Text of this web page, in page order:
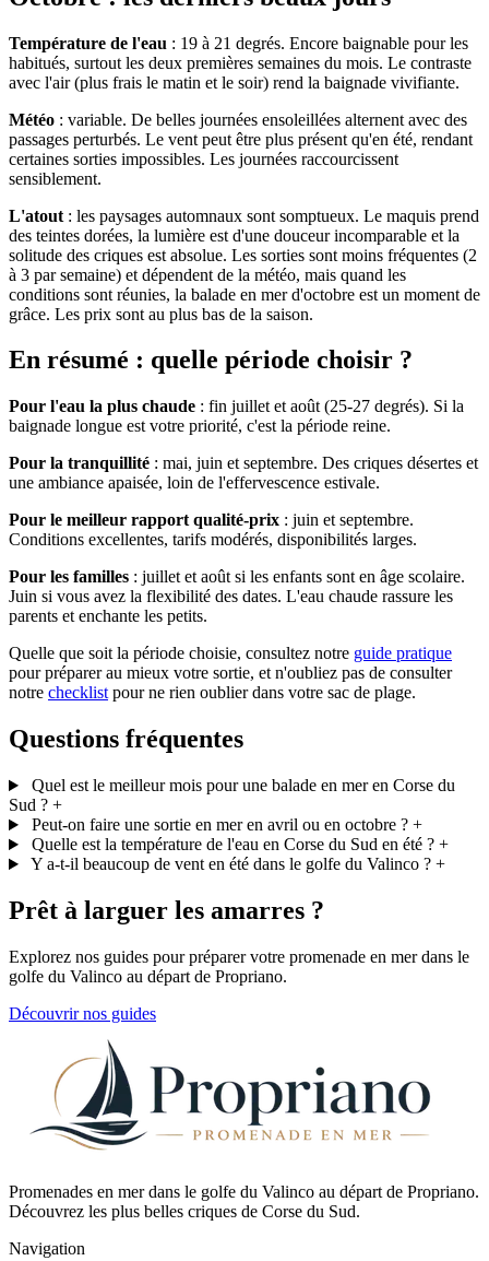
Température de l'eau : 19 à 21 degrés. Encore baignable pour les
habitués, surtout les deux premières semaines du mois. Le contraste
avec l'air (plus frais le matin et le soir) rend la baignade vivifiante.
Météo : variable. De belles journées ensoleillées alternent avec des
passages perturbés. Le vent peut être plus présent qu'en été, rendant
certaines sorties impossibles. Les journées raccourcissent
sensiblement.
L'atout : les paysages automnaux sont somptueux. Le maquis prend
des teintes dorées, la lumière est d'une douceur incomparable et la
solitude des criques est absolue. Les sorties sont moins fréquentes (2
à 3 par semaine) et dépendent de la météo, mais quand les
conditions sont réunies, la balade en mer d'octobre est un moment de
grâce. Les prix sont au plus bas de la saison.
En résumé : quelle période choisir ?
Pour l'eau la plus chaude : fin juillet et août (25-27 degrés). Si la
baignade longue est votre priorité, c'est la période reine.
Pour la tranquillité : mai, juin et septembre. Des criques désertes et
une ambiance apaisée, loin de l'effervescence estivale.
Pour le meilleur rapport qualité-prix : juin et septembre.
Conditions excellentes, tarifs modérés, disponibilités larges.
Pour les familles : juillet et août si les enfants sont en âge scolaire.
Juin si vous avez la flexibilité des dates. L'eau chaude rassure les
parents et enchante les petits.
Quelle que soit la période choisie, consultez notre guide pratique
pour préparer au mieux votre sortie, et n'oubliez pas de consulter
notre checklist pour ne rien oublier dans votre sac de plage.
Questions fréquentes
Quel est le meilleur mois pour une balade en mer en Corse du
Sud ? +
Peut-on faire une sortie en mer en avril ou en octobre ? +
Quelle est la température de l'eau en Corse du Sud en été ? +
Y a-t-il beaucoup de vent en été dans le golfe du Valinco ? +
Prêt à larguer les amarres ?
Explorez nos guides pour préparer votre promenade en mer dans le
golfe du Valinco au départ de Propriano.
Découvrir nos guides
Promenades en mer dans le golfe du Valinco au départ de Propriano.
Découvrez les plus belles criques de Corse du Sud.
Navigation